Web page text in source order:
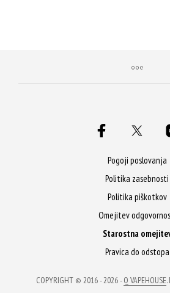
Pogoji poslovanja
Politika zasebnosti
Politika piškotkov
Omejitev
Starostna
Pravica do odstopa
COPYRIGHT © 2016 - 2026 -Q VAPEHOUSE